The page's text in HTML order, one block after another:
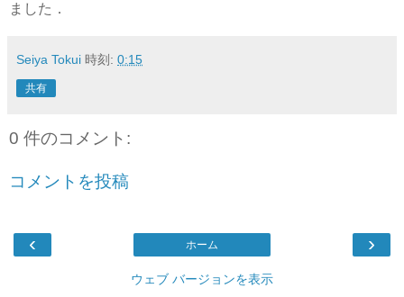
ました．
Seiya Tokui 時刻: 0:15
共有
0 件のコメント:
コメントを投稿
‹ ›
ホーム
ウェブ バージョンを表示